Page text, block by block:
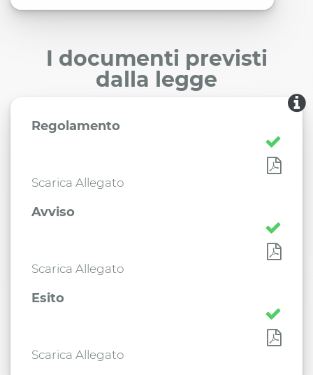
I documenti previsti
dalla legge
Regolamento
Scarica Allegato
Avviso
Scarica Allegato
Esito
Scarica Allegato